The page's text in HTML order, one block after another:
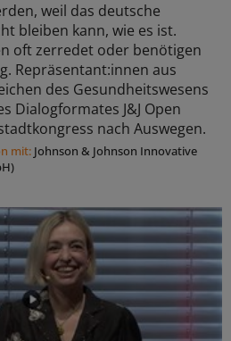
weil das deutsche
bleiben kann, wie es ist.
oft zerredet oder benötigen
Repräsentant:innen aus
des Gesundheitswesens
Dialogformates J&J Open
nach Auswegen.
mit: Johnson & Johnson Innovative